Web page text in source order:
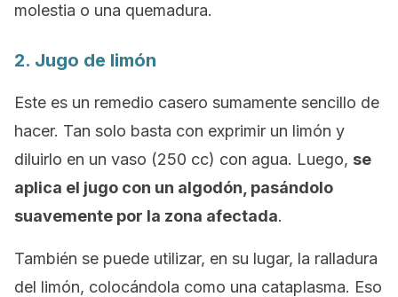
molestia o una quemadura.
2. Jugo de limón
Este es un remedio casero sumamente sencillo de
hacer. Tan solo basta con exprimir un limón y
diluirlo en un vaso (250 cc) con agua. Luego, se
aplica el jugo con un algodón, pasándolo
suavemente por la zona afectada.
También se puede utilizar, en su lugar, la ralladura
del limón, colocándola como una cataplasma. Eso